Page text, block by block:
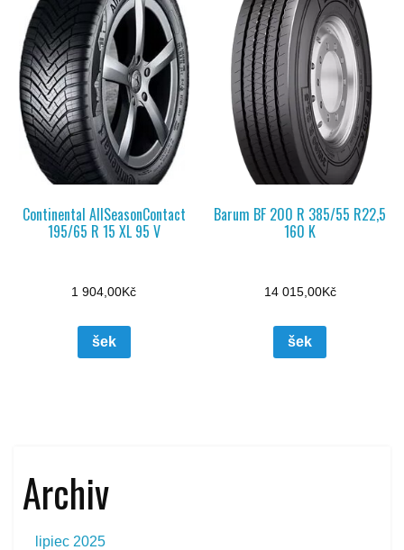
Continental AllSeasonContact
195/65 R 15 XL 95 V
1 904,00Kč
šek
Barum BF 200 R 385/55 R22,5
160 K
14 015,00Kč
šek
Archiv
lipiec 2025